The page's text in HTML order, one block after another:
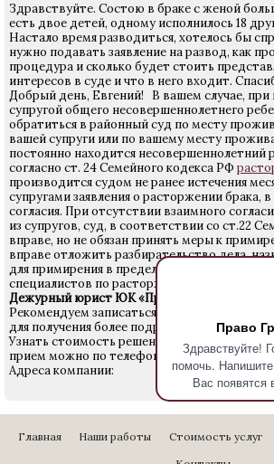
Право
Здравствуйте!
помочь.
Вас появятся
Здравствуйте. Состою в браке с женой
есть двое детей, одному исполнилось 18
Настало время разводиться, хотелось бы
нужно подавать заявление на развод, как
процедура и сколько будет стоить
интересов в суде и что в него входит.
Добрый день, Евгений! В вашем случае, при
супругой общего несовершеннолетнего
обратиться в районный суд по месту
вашей супруги или по вашему месту
постоянно находится несовершеннолетний
согласно ст. 24 Семейного кодекса РФ
производится судом не ранее истечения
супругами заявления о расторжении брака,
согласия. При отсутствии взаимного
из супругов, суд, в соответствии со ст.22
вправе, но не обязан принять меры к
вправе отложить разбирательство дела,
для примирения в пределах трех месяцев.
специалистов по расторжению брака стоят
Дежурный юрист ЮК «Право Групп»
Рекомендуем записаться на прием к
для получения более подробной
Узнать стоимость решения Вашего вопроса и
прием можно по телефону
640-24-28.
Адреса компании:
Главная Наши работы Стоимость услуг